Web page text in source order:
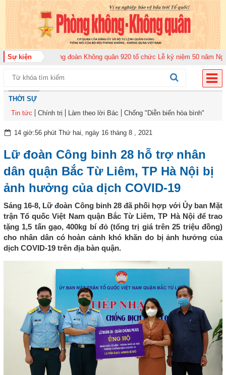
Sự kiện
2026 Trung đoàn Không quân 920 tổ chức Lễ kỷ niệm 50 năm Ngày
THỜI SỰ
Tin tức
Chính trị Làm theo lời Bác Chống "Diễn biến hòa bình"
14 giờ:56 phút Thứ hai, ngày 16 tháng 8 , 2021
Lữ đoàn Công binh 28 hỗ trợ nhân
dân quận Bắc Từ Liêm, TP Hà Nội bị
ảnh hưởng của dịch COVID-19
Sáng 16-8, Lữ đoàn Công binh 28 đã phối hợp với Ủy ban Mặt
trận Tổ quốc Việt Nam quận Bắc Từ Liêm, TP Hà Nội để trao
tặng 1,5 tấn gạo, 400kg bí đỏ (tổng trị giá trên 25 triệu đồng)
cho nhân dân có hoàn cảnh khó khăn do bị ảnh hưởng của
dịch COVID-19 trên địa bàn quận.